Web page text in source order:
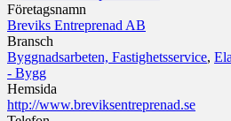
Företagsnamn
Breviks Entreprenad AB
Bransch
Byggnadsarbeten, Fastighetsservice,
- Bygg
Hemsida
http://www.breviksentreprenad.se